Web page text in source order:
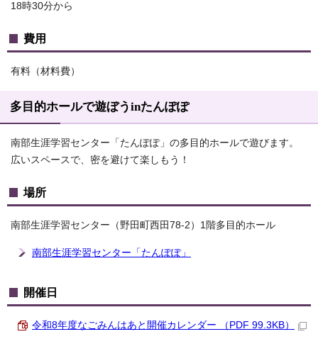
18時30分から
費用
有料（材料費）
多目的ホールで遊ぼうinたんぽぽ
南部生涯学習センター「たんぽぽ」の多目的ホールで遊びます。
広いスペースで、密を避けて楽しもう！
場所
南部生涯学習センター（野田町西田78-2）1階多目的ホール
南部生涯学習センター「たんぽぽ」
開催日
令和8年度なごみんはあと開催カレンダー （PDF 99.3KB）